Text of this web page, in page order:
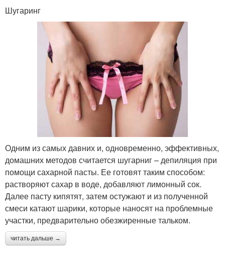
Шугаринг
Одним из самых давних и, одновременно, эффективных,
домашних методов считается шугарниг – депиляция при
помощи сахарной пасты. Ее готовят таким способом:
растворяют сахар в воде, добавляют лимонный сок.
Далее пасту кипятят, затем остужают и из полученной
смеси катают шарики, которые наносят на проблемные
участки, предварительно обезжиренные тальком.
читать дальше →